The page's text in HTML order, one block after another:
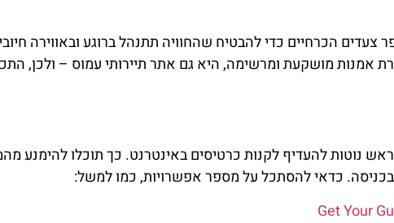
הכרחיים כדי להבטיח שהחוויה תתנהל ברוגע ובאווירה
אמנות מושקעת ומרשימה, היא גם אתר תיירותי עמוס – ולכן,
נוטות להעדיף לקנות כרטיסים באינטרנט. כך תוכלו להימנע
בכניסה. כדאי להסתכל על מספר אפשרויות, כמו למשל: